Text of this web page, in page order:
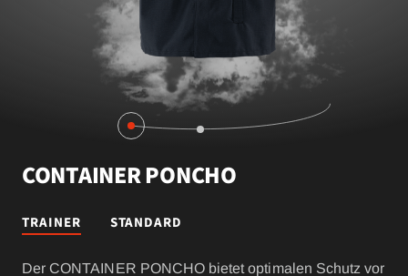
CONTAINER PONCHO
TRAINER STANDARD
Der CONTAINER PONCHO bietet optimalen Schutz vor